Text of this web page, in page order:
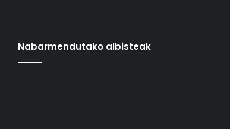
Nabarmendutako albisteak